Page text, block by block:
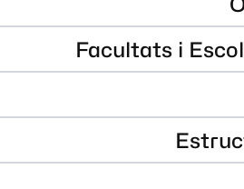
Facultats i